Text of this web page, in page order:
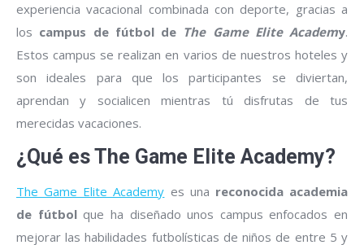
experiencia vacacional combinada con deporte, gracias a
los campus de fútbol de The Game Elite Academy.
Estos campus se realizan en varios de nuestros hoteles y
son ideales para que los participantes se diviertan,
aprendan y socialicen mientras tú disfrutas de tus
merecidas vacaciones.
¿Qué es The Game Elite Academy?
The Game Elite Academy es una reconocida academia
de fútbolque ha diseñado unos campus enfocados en
mejorar las habilidades futbolísticas de niños de entre 5 y